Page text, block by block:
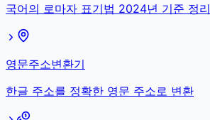
국어의 로마자 표기법 2024년 기준 정리
영문주소변환기
한글 주소를 정확한 영문 주소로 변환